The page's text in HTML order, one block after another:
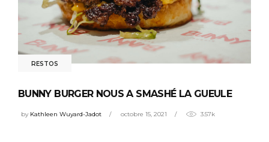
RESTOS
BUNNY BURGER NOUS A SMASHÉ LA GUEULE
by Kathleen Wuyard-Jadot octobre 15, 2021 3.57k